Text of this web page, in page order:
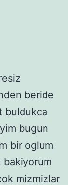
beride
buldukca
bugun
bir oglum
bakiyorum
mizmizlar